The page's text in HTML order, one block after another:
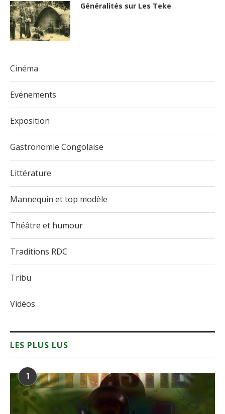
Généralités sur Les Teke
Cinéma
Evénements
Exposition
Gastronomie Congolaise
Littérature
Mannequin et top modèle
Théâtre et humour
Traditions RDC
Tribu
Vidéos
LES PLUS LUS
1